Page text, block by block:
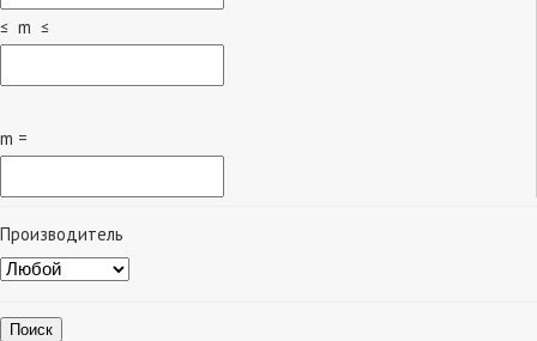
≤ m ≤
m =
Производитель
Поиск